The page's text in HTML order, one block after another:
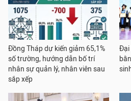
Đồng Tháp dự kiến giảm 65,1%
số trường, hướng dẫn bố trí
nhân sự quản lý, nhân viên sau
sắp xếp
Đại